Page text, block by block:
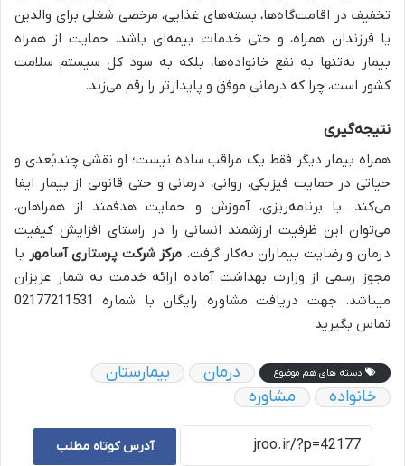
تخفیف در اقامت‌گاه‌ها، بسته‌های غذایی، مرخصی شغلی برای والدین
یا فرزندان همراه، و حتی خدمات بیمه‌ای باشد. حمایت از همراه
بیمار نه‌تنها به نفع خانواده‌ها، بلکه به سود کل سیستم سلامت
کشور است، چرا که درمانی موفق و پایدارتر را رقم می‌زند.
نتیجه‌گیری
همراه بیمار دیگر فقط یک مراقب ساده نیست؛ او نقشی چندبُعدی و
حیاتی در حمایت فیزیکی، روانی، درمانی و حتی قانونی از بیمار ایفا
می‌کند. با برنامه‌ریزی، آموزش و حمایت هدفمند از همراهان،
می‌توان این ظرفیت ارزشمند انسانی را در راستای افزایش کیفیت
درمان و رضایت بیماران به‌کار گرفت. مرکز شرکت پرستاری آسامهر با
مجوز رسمی از وزارت بهداشت آماده ارائه خدمت به شمار عزیزان
میباشد. جهت دریافت مشاوره رایگان با شماره 02177211531
تماس بگیرید
دسته های هم موضوع درمان
بیمارستان
خانواده
مشاوره
آدرس کوتاه مطلب